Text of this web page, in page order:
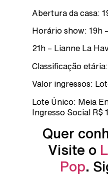
Abertura da casa:
Horário show: 19h
21h – Lianne La
Classificação
Valor ingressos:
Lote Único: Meia
Ingresso Social R$
Quer
Visite o
Pop.